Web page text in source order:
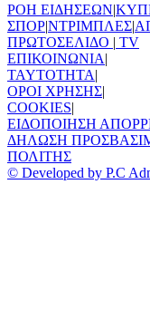
ΡΟΗ ΕΙΔΗΣΕΩΝ|
ΣΠΟΡ|ΝΤΡΙΜΠΛΕΣ|
ΠΡΩΤΟΣΕΛΙΔΟ | TV
ΕΠΙΚΟΙΝΩΝΙΑ|
TAYTOTHTA|
ΟΡΟΙ ΧΡΗΣΗΣ|
COOKIES|
ΕΙΔΟΠΟΙΗΣΗ
ΔΗΛΩΣΗ
ΠΟΛΙΤΗΣ
© Developed by P.C